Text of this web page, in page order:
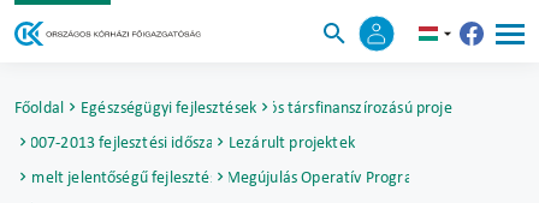
Főoldal Egészségügyi fejlesztésekUniós társfinanszírozású projektek
2007-2013 fejlesztési időszak Lezárult projektek
Kiemelt jelentőségű fejlesztésekTársadalmi Megújulás Operatív Program (TÁMOP)